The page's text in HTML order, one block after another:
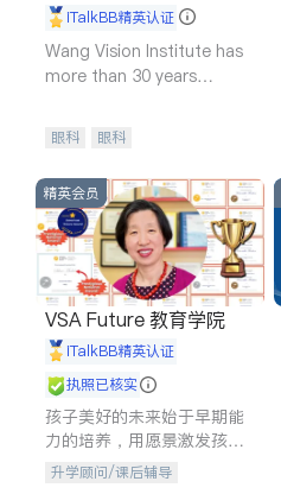
iTalkBB精英认证
Wang Vision Institute has
more than 30 years
眼科 眼科
精英会员
VSA Future 教育学院
iTalkBB精英认证
执照已核实
孩子美好的未来始于早期能
力的培养，用愿景激发孩子
的学习潜力和动力。理念：
升学顾问/课后辅导